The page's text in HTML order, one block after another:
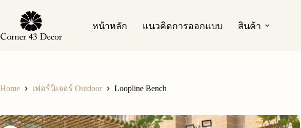
content
หน้าหลัก แนวคิดการออกแบบ สินค้า
Home เฟอร์นิเจอร์ Outdoor Loopline Bench